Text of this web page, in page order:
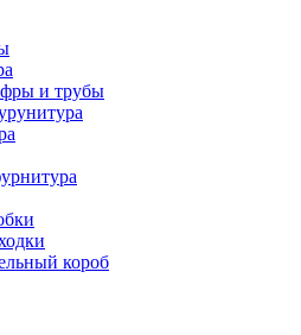
и трубы
короб